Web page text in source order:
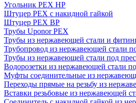
Угольник PEX НР
Штуцер PEX c накидной гайкой
Штуцер PEX ВР
Трубы Uponor PEX
Трубы из нержавеющей стали и
Трубопровод из нержавеющей стали
Трубы из нержавеющей стали под
Водорозетки из нержавеющей стали
Муфты соединительные из
Переходы прямые на резьбу из
Вставки резьбовые из нержавеющей